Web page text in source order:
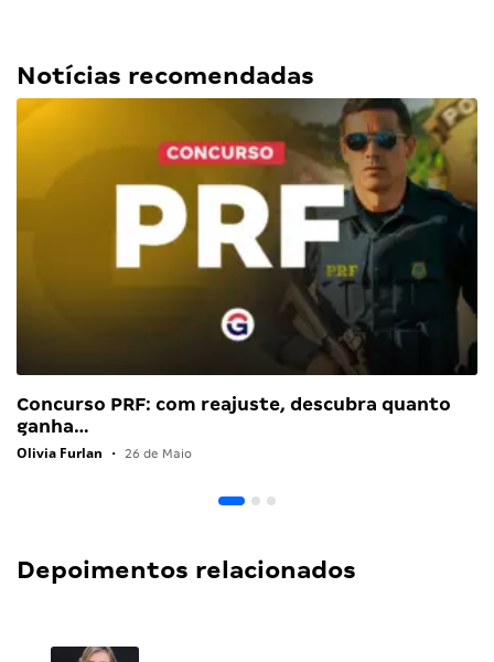
Notícias recomendadas
Concurso PRF: com reajuste, descubra quanto
ganha…
Olivia Furlan • 26 de Maio
Depoimentos relacionados